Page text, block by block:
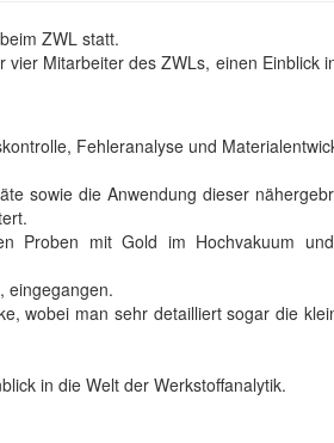
ZWL statt.
Mitarbeiter des ZWLs, einen Einblick
Fehleranalyse und
sowie die Anwendung dieser
Proben mit Gold im Hochvakuum
eingegangen.
wobei man sehr detailliert sogar die
in die Welt der Werkstoffanalytik.